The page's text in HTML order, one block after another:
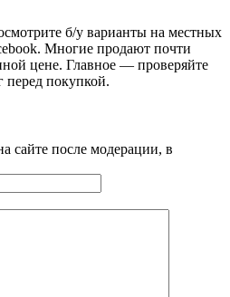
б/у варианты на местных
Многие продают почти
цене. Главное — проверяйте
перед покупкой.
сайте после модерации, в